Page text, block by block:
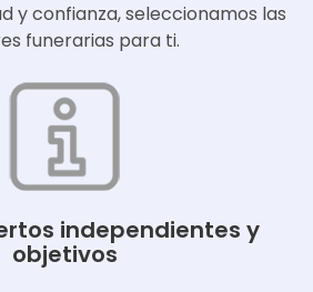
y confianza, seleccionamos las
funerarias para ti.
independientes y
objetivos